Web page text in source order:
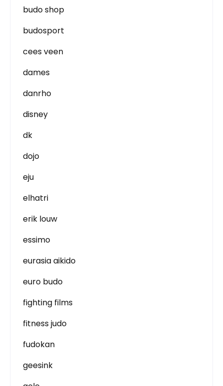
budo shop
budosport
cees veen
dames
danrho
disney
dk
dojo
eju
elhatri
erik louw
essimo
eurasia aikido
euro budo
fighting films
fitness judo
fudokan
geesink